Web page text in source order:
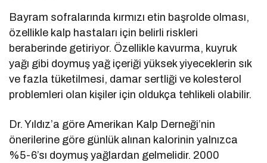
Bayram sofralarında kırmızı etin başrolde olması,
özellikle kalp hastaları için belirli riskleri
beraberinde getiriyor. Özellikle kavurma, kuyruk
yağı gibi doymuş yağ içeriği yüksek yiyeceklerin sık
ve fazla tüketilmesi, damar sertliği ve kolesterol
problemleri olan kişiler için oldukça tehlikeli olabilir.
Dr. Yıldız’a göre Amerikan Kalp Derneği’nin
önerilerine göre günlük alınan kalorinin yalnızca
%5-6’sı doymuş yağlardan gelmelidir. 2000